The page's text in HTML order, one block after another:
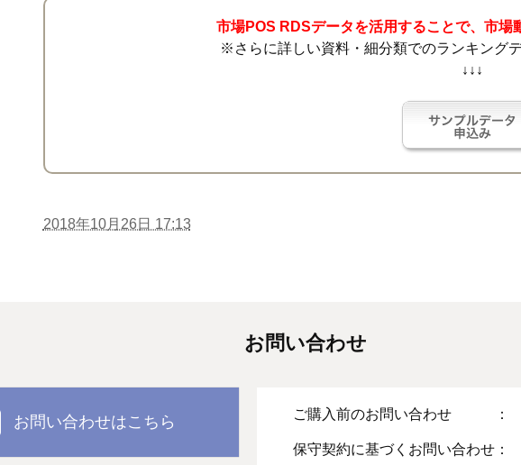
市場POS RDSデータを活用することで、市場
※さらに詳しい資料・細分類でのランキング
↓↓↓
2018年10月26日 17:13
お問い合わせ
お問い合わせはこちら ご購入前のお問い合わせ ：
保守契約に基づくお問い合わせ：